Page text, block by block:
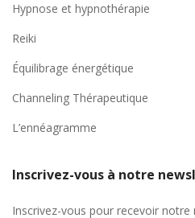
Hypnose et hypnothérapie
Reiki
Équilibrage énergétique
Channeling Thérapeutique
L’ennéagramme
Inscrivez-vous à notre
Inscrivez-vous pour recevoir